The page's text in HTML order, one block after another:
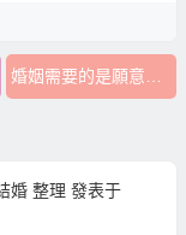
婚整理 發表于